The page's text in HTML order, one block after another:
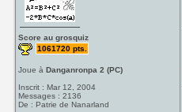
Score au grosquiz
1061720 pts.
Joue àDanganronpa 2 (PC)
Inscrit : Mar 12, 2004
Messages : 2136
De : Patrie de Nanarland